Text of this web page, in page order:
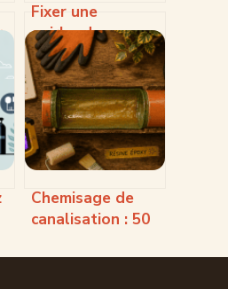
Fixer une
guirlande
extérieure sans
percer : méthodes
fiables et
durables
Chemisage de
canalisation : 50
tranquillité sans